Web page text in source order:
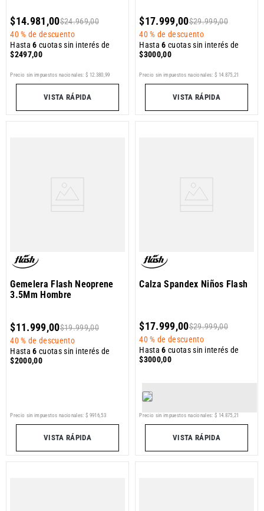
$14.981 ,00$24.969,00
40 % de descuento
Hasta6 cuotas sin interés de
$2497,00
Precio sin impuestos nacionales: $ 12.380,99
VISTA RÁPIDA
$17.999,00$29.999,00
40 % de descuento
Hasta6 cuotas sin interés de
$3000,00
Precio sin impuestos nacionales: $ 14.875,21
VISTA RÁPIDA
Gemelera Flash Neoprene
3.5Mm Hombre
$11 .999,00$19.999,00
40 % de descuento
Hasta6 cuotas sin interés de
$2000,00
Precio sin impuestos nacionales: $ 9916,53
VISTA RÁPIDA
Calza Spandex Niños Flash
$17.999,00$29.999,00
40 % de descuento
Hasta6 cuotas sin interés de
$3000,00
Precio sin impuestos nacionales: $ 14.875,21
VISTA RÁPIDA